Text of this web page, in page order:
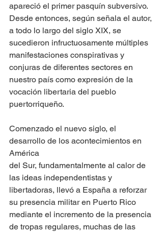
apareció el primer pasquín subversivo.
Desde entonces, según señala el autor,
a todo lo largo del siglo XIX, se
sucedieron infructuosamente múltiples
manifestaciones conspirativas y
conjuras de diferentes sectores en
nuestro país como expresión de la
vocación libertaria del pueblo
puertorriqueño.
Comenzado el nuevo siglo, el
desarrollo de los acontecimientos en
América
del Sur, fundamentalmente al calor de
las ideas independentistas y
libertadoras, llevó a España a reforzar
su presencia militar en Puerto Rico
mediante el incremento de la presencia
de tropas regulares, muchas de las